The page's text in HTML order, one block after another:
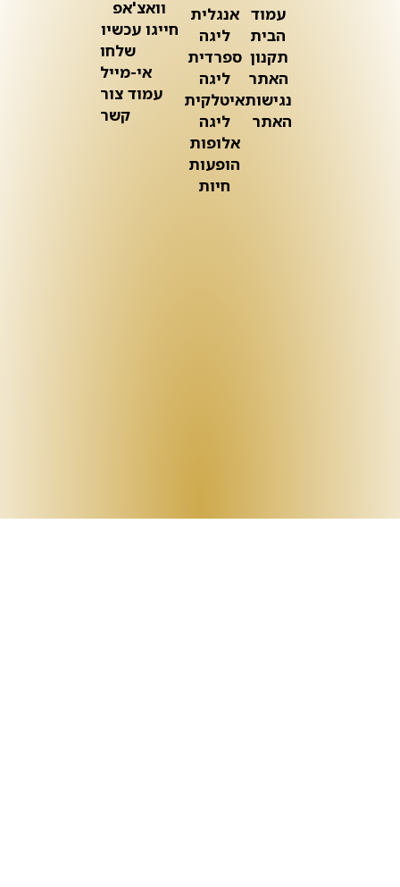
עמוד
הבית
תקנון
האתר
נגישות
האתר
אנגלית
ליגה
ספרדית
ליגה
איטלקית
ליגה
אלופות
הופעות
חיות
וואצ'אפ
חייגו עכשיו
שלחו
אי-מייל
עמוד צור
קשר